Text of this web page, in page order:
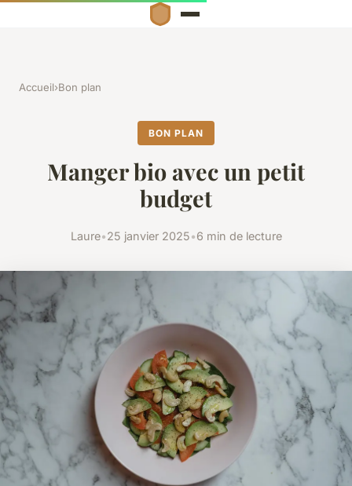
Accueil›Bon plan
BON PLAN
Manger bio avec un petit
budget
Laure•25 janvier 2025•6 min de lecture